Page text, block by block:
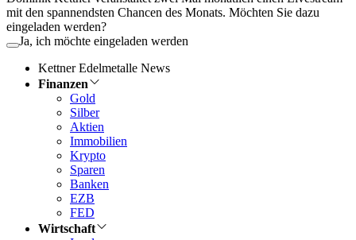
mit den spannendsten Chancen des Monats. Möchten Sie dazu
eingeladen werden?
Ja, ich möchte eingeladen werden
Kettner Edelmetalle News
Finanzen
Gold
Silber
Aktien
Immobilien
Krypto
Sparen
Banken
EZB
FED
Wirtschaft